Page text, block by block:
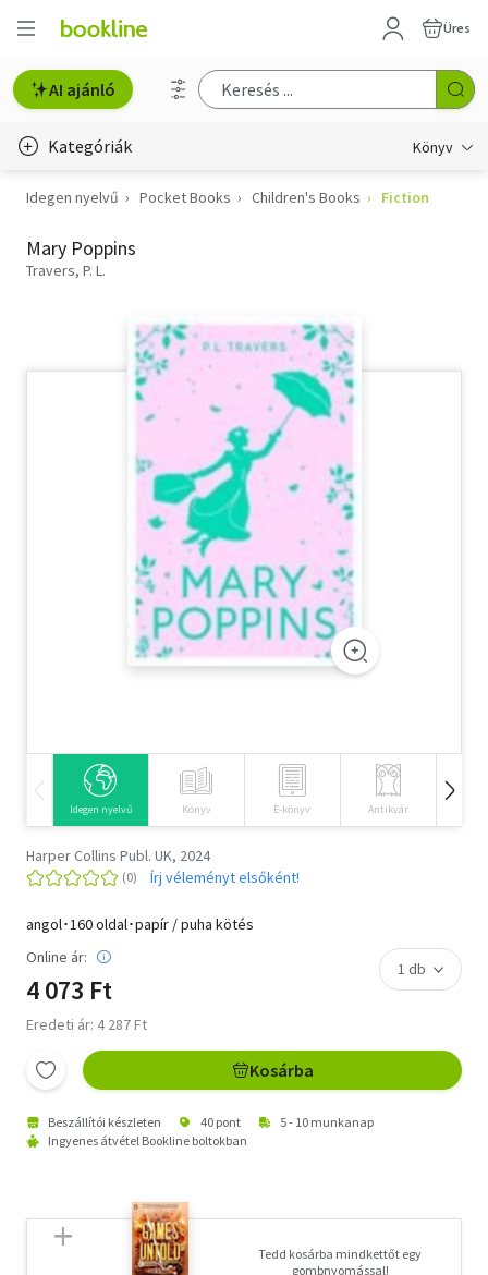
Üres
AI ajánló
Kategóriák Könyv
Életmód, egészség
Erotika
Hobbi, szabadidő
Szótár, nyelvkönyv
Tankönyv, segédkönyv
Társadalomtudomány
Természettudomány
Vallás
Idegen nyelvű Pocket Books Children's Books Fiction
Mary Poppins
Travers, P. L.
Idegen nyelvű Könyv E-könyv Antikvár
Harper Collins Publ. UK, 2024
Írj véleményt elsőként!
angol･160 oldal･papír / puha kötés
Online ár:
4 073 Ft
Eredeti ár: 4 287 Ft
Kosárba
Beszállítói készleten 40 pont
5 - 10 munkanap
Ingyenes átvétel Bookline boltokban
Tedd kosárba mindkettőt egy
gombnyomással!